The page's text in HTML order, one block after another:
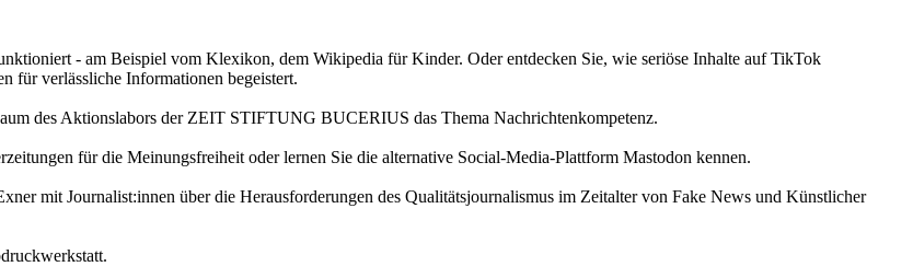
- am Beispiel vom Klexikon, dem Wikipedia für Kinder. Oder entdecken Sie, wie seriöse Inhalte auf TikTok
für verlässliche Informationen begeistert.
des Aktionslabors der ZEIT STIFTUNG BUCERIUS das Thema Nachrichtenkompetenz.
für die Meinungsfreiheit oder lernen Sie die alternative Social-Media-Plattform Mastodon kennen.
mit Journalist:innen über die Herausforderungen des Qualitätsjournalismus im Zeitalter von Fake News und Künstlicher